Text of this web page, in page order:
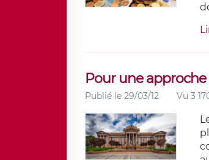
Pour une
Publié le 29/03/12 Vu 3